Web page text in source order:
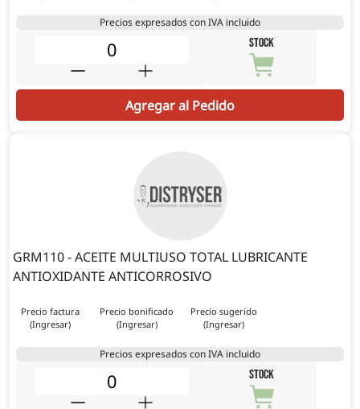
Precios expresados con IVA incluido
STOCK
Agregar al Pedido
GRM110 - ACEITE MULTIUSO TOTAL LUBRICANTE
ANTIOXIDANTE ANTICORROSIVO
Precio factura
(Ingresar)
Precio bonificado
(Ingresar)
Precio sugerido
(Ingresar)
Precios expresados con IVA incluido
STOCK